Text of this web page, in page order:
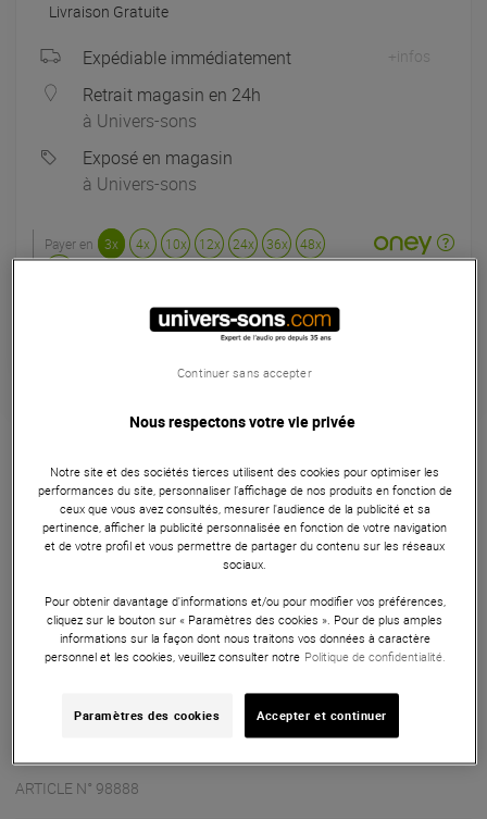
Livraison Gratuite
Expédiable immédiatement +infos
Retrait magasin en 24h
à Univers-sons
Exposé en magasin
à Univers-sons
Payer en 3x 4x 10x 12x 24x 36x
48x
,33 €/
Mensualités :
Coût de financement :
TAEG fixe :
Garantie3 ans
Contrôleur DJ
Le XDJ-AZ est un tout-en-un autonome qui offre une
expérience DJ professionnelle avec un écran tactile de 10,1
fonctionnalités avancées comme Playlist Bank et Touch
Preview. Compatible avec rekordbox CloudDirectPlay et
Beatport Streaming, il permet également un contrôle sans fil
avec un casque DJ grâce à l’émetteur SonicLink intégré.
Parfait pour les clubs et festivals, il garantit un son de
qualité supérieure avec son convertisseur N/A 32 bits.
ARTICLE N° 98888
Nous respectons votre vie privée
Notre site et des sociétés tierces utilisent des cookies pour optimiser les
performances du site, personnaliser l’affichage de nos produits en fonction de
ceux que vous avez consultés, mesurer l'audience de la publicité et sa
pertinence, afficher la publicité personnalisée en fonction de votre navigation
et de votre profil et vous permettre de partager du contenu sur les réseaux
sociaux.
Pour obtenir davantage d'informations et/ou pour modifier vos préférences,
cliquez sur le bouton sur « Paramètres des cookies ». Pour de plus amples
informations sur la façon dont nous traitons vos données à caractère
personnel et les cookies, veuillez consulter notre Politique de confidentialité.
Paramètres des cookies Accepter et continuer
Continuer sans accepter